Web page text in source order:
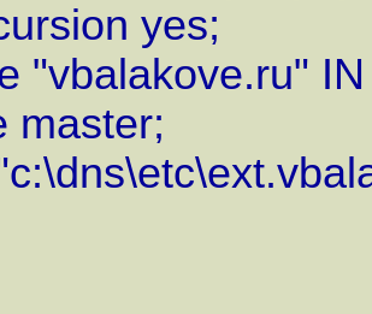
yes;
"vbalakove.ru"